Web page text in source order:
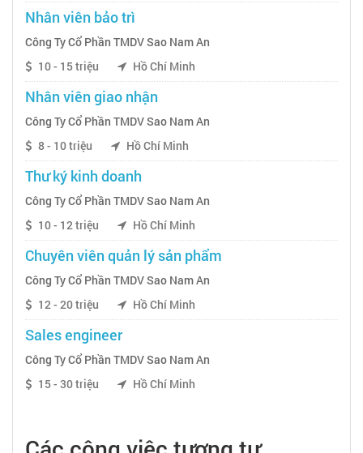
Nhân viên bảo trì
Công Ty Cổ Phần TMDV Sao Nam An
10 - 15 triệu
Hồ Chí Minh
Nhân viên giao nhận
Công Ty Cổ Phần TMDV Sao Nam An
8 - 10 triệu
Hồ Chí Minh
Thư ký kinh doanh
Công Ty Cổ Phần TMDV Sao Nam An
10 - 12 triệu
Hồ Chí Minh
Chuyên viên quản lý sản phẩm
Công Ty Cổ Phần TMDV Sao Nam An
12 - 20 triệu
Hồ Chí Minh
Sales engineer
Công Ty Cổ Phần TMDV Sao Nam An
15 - 30 triệu
Hồ Chí Minh